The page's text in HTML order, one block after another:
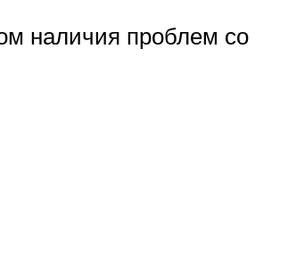
наличия проблем со